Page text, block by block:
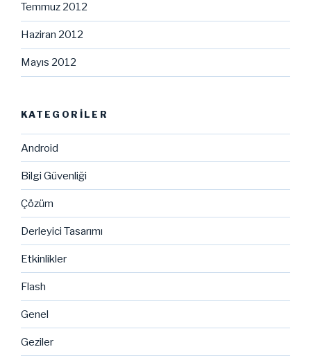
Temmuz 2012
Haziran 2012
Mayıs 2012
KATEGORILER
Android
Bilgi Güvenliği
Çözüm
Derleyici Tasarımı
Etkinlikler
Flash
Genel
Geziler